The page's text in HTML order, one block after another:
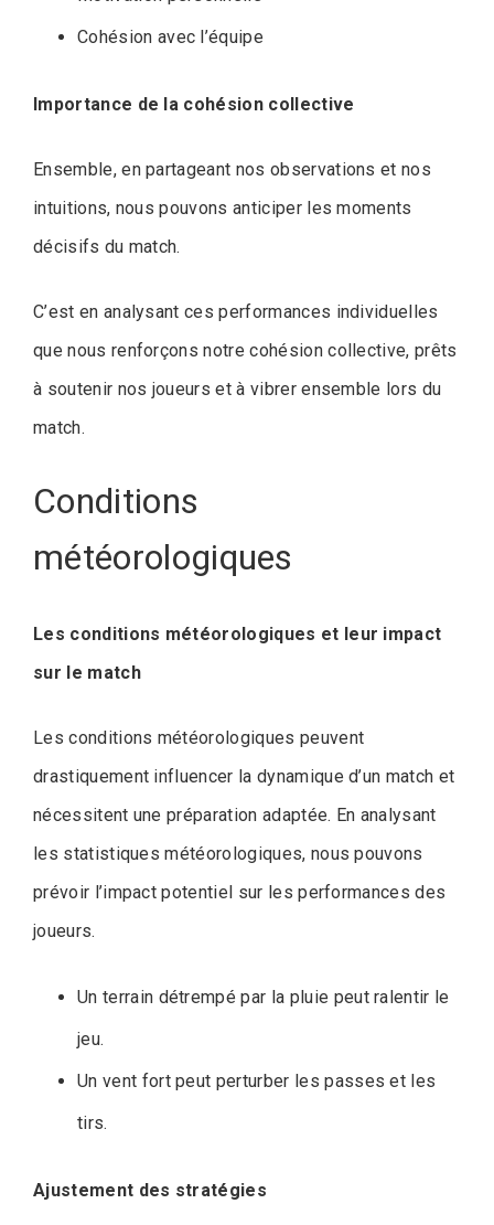
Cohésion avec l’équipe
Importance de la cohésion collective
Ensemble, en partageant nos observations et nos
intuitions, nous pouvons anticiper les moments
décisifs du match.
C’est en analysant ces performances individuelles
que nous renforçons notre cohésion collective, prêts
à soutenir nos joueurs et à vibrer ensemble lors du
match.
Conditions
météorologiques
Les conditions météorologiques et leur impact
sur le match
Les conditions météorologiques peuvent
drastiquement influencer la dynamique d’un match et
nécessitent une préparation adaptée. En analysant
les statistiques météorologiques, nous pouvons
prévoir l’impact potentiel sur les performances des
joueurs.
Un terrain détrempé par la pluie peut ralentir le
jeu.
Un vent fort peut perturber les passes et les
tirs.
Ajustement des stratégies